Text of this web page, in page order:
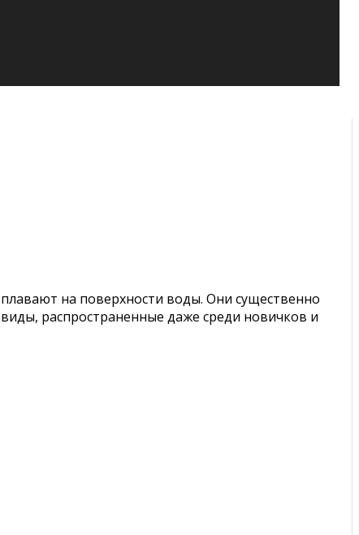
на поверхности воды. Они существенно
распространенные даже среди новичков и